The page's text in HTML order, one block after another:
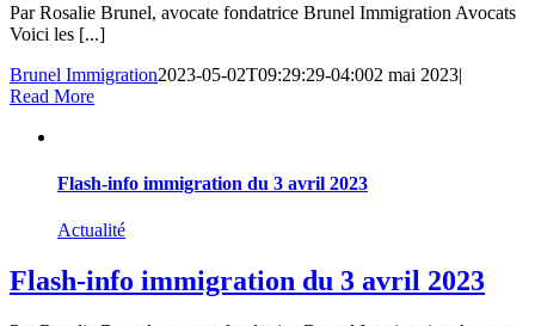
Par Rosalie Brunel, avocate fondatrice Brunel Immigration Avocats
Voici les [...]
Brunel Immigration2023-05-02T09:29:29-04:002 mai 2023|
Read More
Flash-info immigration du 3 avril 2023
Actualité
Flash-info immigration du 3 avril 2023